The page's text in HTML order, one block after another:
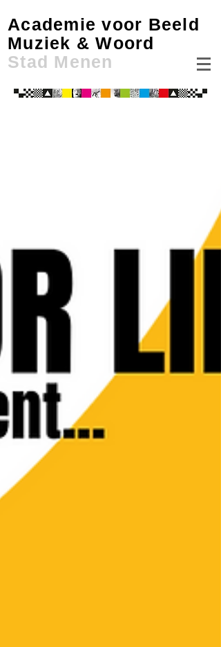
Academie voor Beeld
Muziek & Woord
Stad Menen